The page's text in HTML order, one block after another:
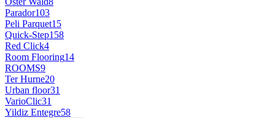
Parador103
Peli Parquet15
Quick-Step158
Red Click4
Room Flooring14
ROOMS9
Ter Hurne20
Urban floor31
VarioClic31
Yildiz Entegre58